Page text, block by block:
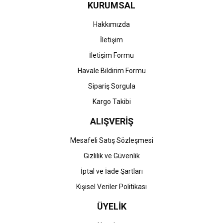
Ürün fiyatı diğer sitelerden daha pahalı.
Gönder
KURUMSAL
Hakkımızda
İletişim
İletişim Formu
Havale Bildirim Formu
Sipariş Sorgula
Kargo Takibi
ALIŞVERİŞ
Mesafeli Satış Sözleşmesi
Gizlilik ve Güvenlik
İptal ve İade Şartları
Kişisel Veriler Politikası
ÜYELİK